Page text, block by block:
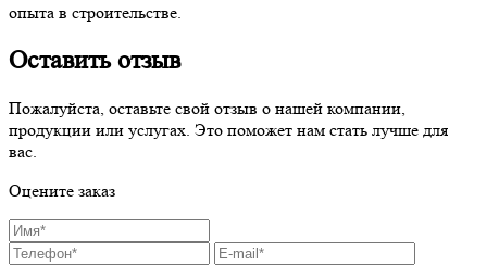
опыта в строительстве.
Оставить отзыв
Пожалуйста, оставьте свой отзыв о нашей компании,
продукции или услугах. Это поможет нам стать лучше для
вас.
Оцените заказ